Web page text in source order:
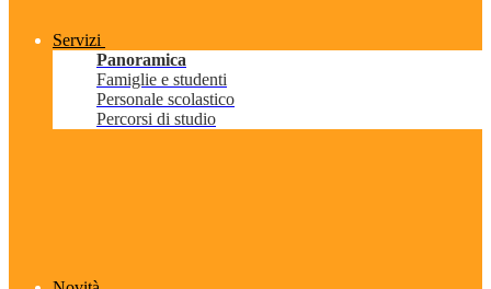
Servizi
Panoramica
Famiglie e studenti
Personale scolastico
Percorsi di studio